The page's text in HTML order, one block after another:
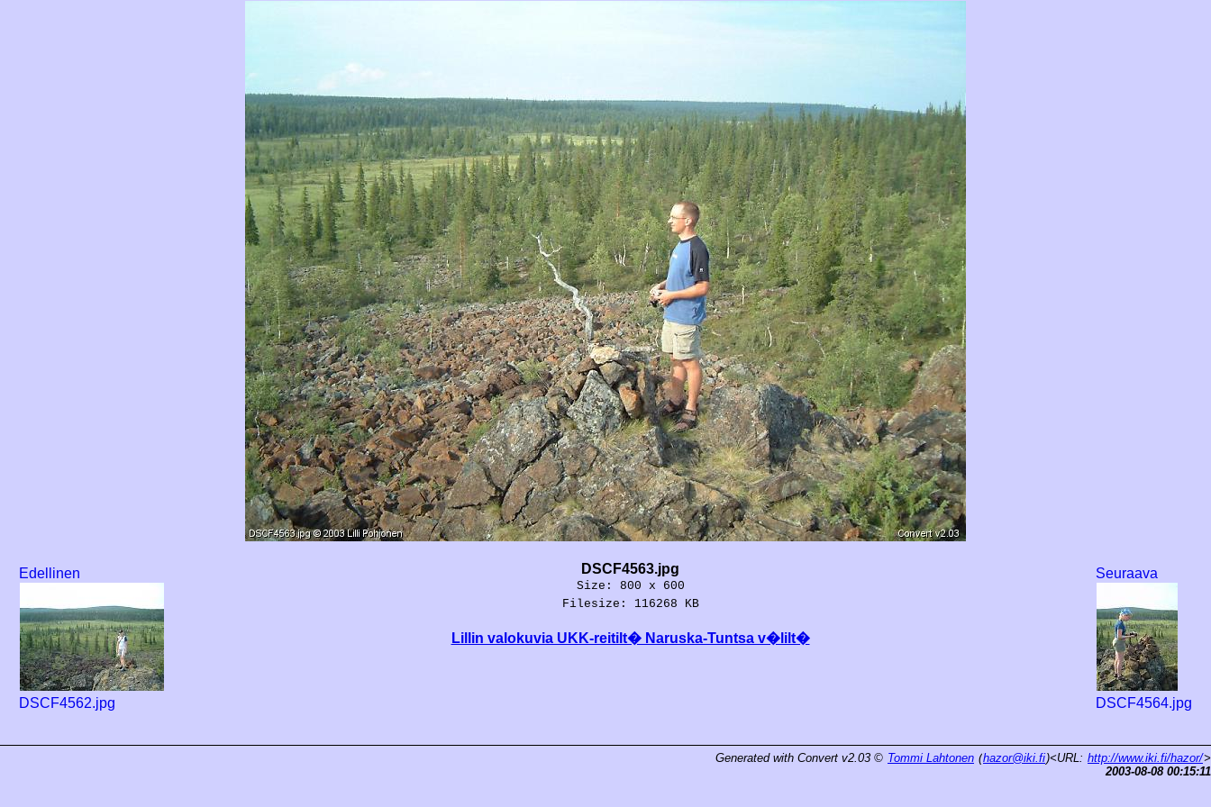
Edellinen
DSCF4562.jpg
Seuraava
DSCF4564.jpg
DSCF4563.jpg
Size: 800 x 600
Filesize: 116268 KB
Lillin valokuvia UKK-reitilt� Naruska-Tuntsa v�lilt�
Generated with Convert v2.03 © Tommi Lahtonen (hazor@iki.fi)<URL: http://www.iki.fi/hazor/>
2003-08-08 00:15:11